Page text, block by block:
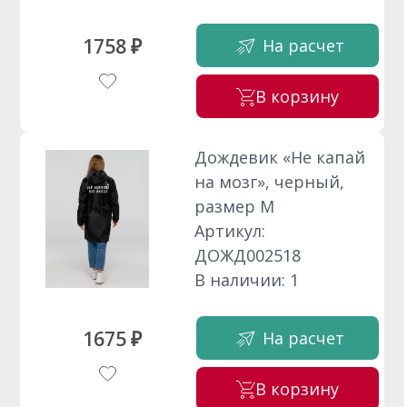
1758 ₽ На расчет
В корзину
1675 ₽
Дождевик «Не капай
на мозг», черный,
размер M
Артикул:
ДОЖД002518
В наличии: 1
На расчет
В корзину